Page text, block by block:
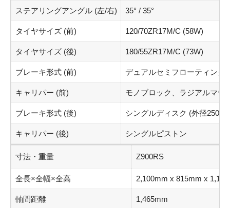
ステアリングアングル (左/右) 35° / 35°
タイヤサイズ (前) 120/70ZR17M/C (58W)
タイヤサイズ (後) 180/55ZR17M/C (73W)
ブレーキ形式 (前) デュアルセミフローティング
キャリパー (前) モノブロック、ラジアルマウ
ブレーキ形式 (後) シングルディスク (外径
キャリパー (後) シングルピストン
寸法・重量 Z900RS
全長×全幅×全高 2,100mm x 815mm x
軸間距離 1,465mm